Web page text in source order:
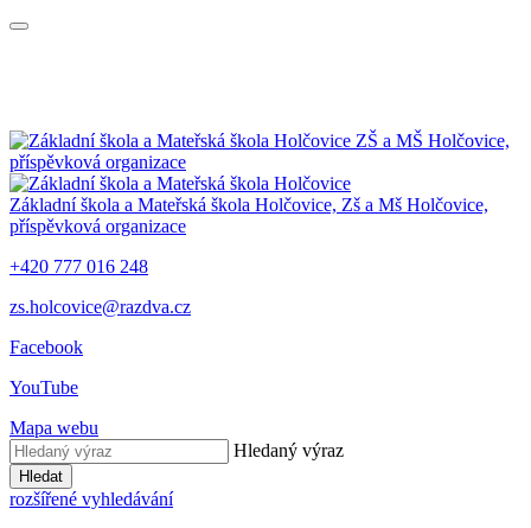
ZŠ a MŠ Holčovice,
příspěvková organizace
Základní škola a Mateřská škola Holčovice, Zš a Mš Holčovice,
příspěvková organizace
+420 777 016 248
zs.holcovice@razdva.cz
Facebook
YouTube
Mapa webu
Hledaný výraz
Hledat
rozšířené vyhledávání